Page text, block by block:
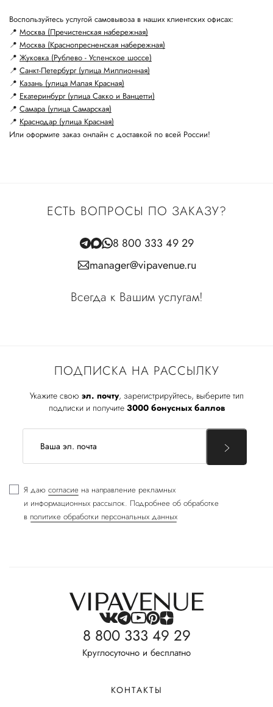
Воспользуйтесь услугой самовывоза в наших клиентских офисах:
📍 Москва (Пречистенская набережная)
📍 Москва (Краснопресненская набережная)
📍 Жуковка (Рублево - Успенское шоссе)
📍 Санкт-Петербург (улица Миллионная)
📍 Казань (улица Малая Красная)
📍 Екатеринбург (улица Сакко и Ванцетти)
📍 Самара (улица Самарская)
📍 Краснодар (улица Красная)
Или оформите заказ онлайн с доставкой по всей России!
ПОДПИСКА НА РАССЫЛКУ
Укажите свою эл. почту, зарегистрируйтесь, выберите тип
подписки и получите 3000 бонусных баллов
Я даю согласие на направление рекламных
и информационных рассылок. Подробнее об обработке
в политике обработки персональных данных
ЕСТЬ ВОПРОСЫ ПО ЗАКАЗУ?
8 800 333 49 29
manager@vipavenue.ru
Всегда к Вашим услугам!
8 800 333 49 29
Круглосуточно и бесплатно
КОНТАКТЫ